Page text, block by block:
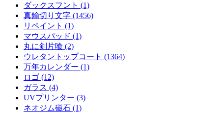
ダックスフント (1)
真鍮切り文字 (1456)
リペイント (1)
マウスパッド (1)
丸に剣片喰 (2)
ウレタントップコート (1364)
万年カレンダー (1)
ロゴ (12)
ガラス (4)
UVプリンター (3)
ネオジム磁石 (1)